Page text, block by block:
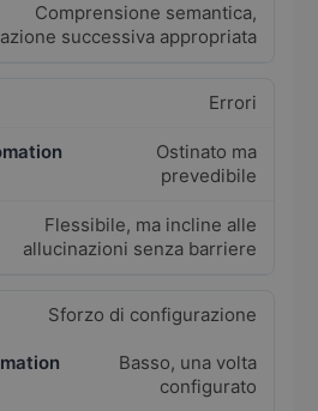
Comprensione semantica,
azione successiva appropriata
Errori
Ostinato ma
prevedibile
Flessibile, ma incline alle
allucinazioni senza barriere
Sforzo di configurazione
Basso, una volta
configurato